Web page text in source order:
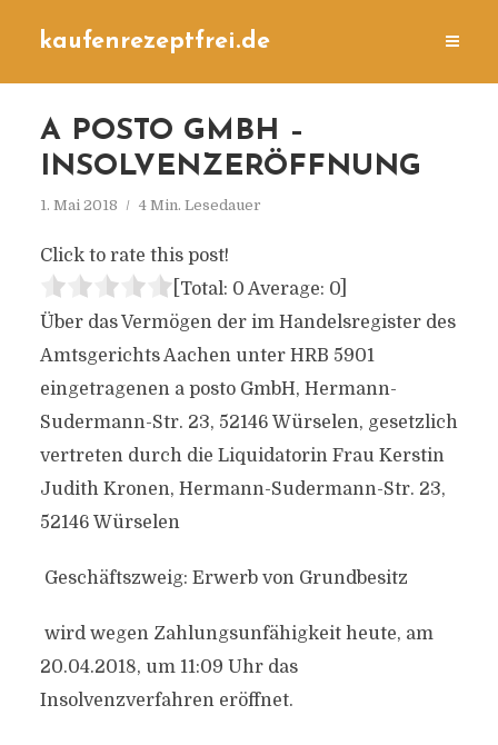
kaufenrezeptfrei.de
A POSTO GMBH –
INSOLVENZERÖFFNUNG
1. Mai 2018 4 Min. Lesedauer
Click to rate this post!
[Total: 0 Average: 0]
Über das Vermögen der im Handelsregister des
Amtsgerichts Aachen unter HRB 5901
eingetragenen a posto GmbH, Hermann-
Sudermann-Str. 23, 52146 Würselen, gesetzlich
vertreten durch die Liquidatorin Frau Kerstin
Judith Kronen, Hermann-Sudermann-Str. 23,
52146 Würselen
Geschäftszweig: Erwerb von Grundbesitz
wird wegen Zahlungsunfähigkeit heute, am
20.04.2018, um 11:09 Uhr das
Insolvenzverfahren eröffnet.